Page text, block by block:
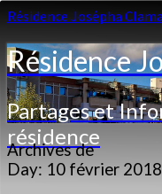
Résidence Josépha
Résidence
Partages et
résidence
Archives de
Day: 10 février 2018